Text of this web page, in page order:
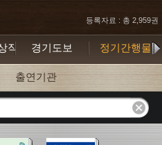
등록자료 : 총 2,959권
작 경기도보 정기간행물
기관출연기관